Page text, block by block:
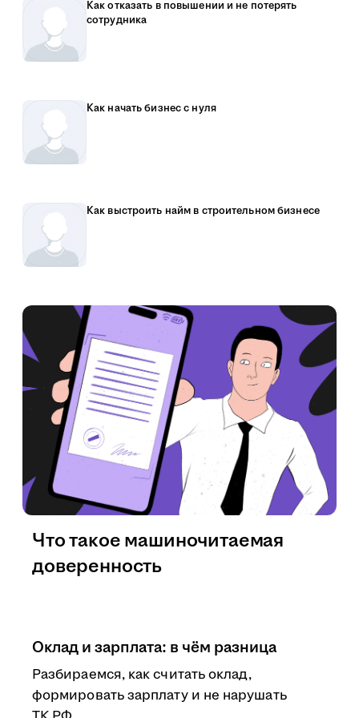
Как отказать в повышении и не потерять
сотрудника
Как начать бизнес с нуля
Как выстроить найм в строительном бизнесе
Оклад и зарплата: в чём разница
Разбираемся, как считать оклад,
формировать зарплату и не нарушать
Что такое машиночитаемая
доверенность